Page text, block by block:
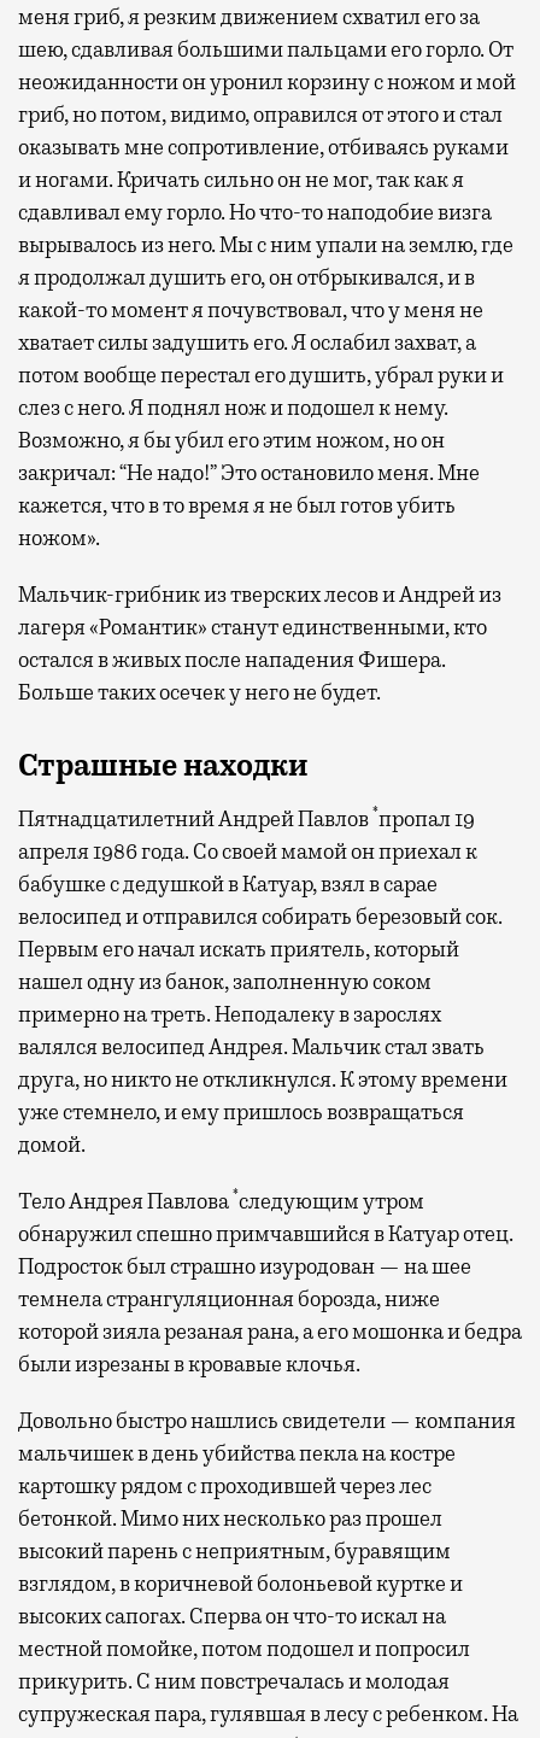
меня гриб, я резким движением схватил его за
шею, сдавливая большими пальцами его горло. От
неожиданности он уронил корзину с ножом и мой
гриб, но потом, видимо, оправился от этого и стал
оказывать мне сопротивление, отбиваясь руками
и ногами. Кричать сильно он не мог, так как я
сдавливал ему горло. Но что-то наподобие визга
вырывалось из него. Мы с ним упали на землю, где
я продолжал душить его, он отбрыкивался, и в
какой-то момент я почувствовал, что у меня не
хватает силы задушить его. Я ослабил захват, а
потом вообще перестал его душить, убрал руки и
слез с него. Я поднял нож и подошел к нему.
Возможно, я бы убил его этим ножом, но он
закричал: “Не надо!” Это остановило меня. Мне
кажется, что в то время я не был готов убить
ножом».
Мальчик-грибник из тверских лесов и Андрей из
лагеря «Романтик» станут единственными, кто
остался в живых после нападения Фишера.
Больше таких осечек у него не будет.
Страшные находки
Пятнадцатилетний Андрей Павлов*пропал 19
апреля 1986 года. Со своей мамой он приехал к
бабушке с дедушкой в Катуар, взял в сарае
велосипед и отправился собирать березовый сок.
Первым его начал искать приятель, который
нашел одну из банок, заполненную соком
примерно на треть. Неподалеку в зарослях
валялся велосипед Андрея. Мальчик стал звать
друга, но никто не откликнулся. К этому времени
уже стемнело, и ему пришлось возвращаться
домой.
Тело Андрея Павлова*следующим утром
обнаружил спешно примчавшийся в Катуар отец.
Подросток был страшно изуродован — на шее
темнела странгуляционная борозда, ниже
которой зияла резаная рана, а его мошонка и бедра
были изрезаны в кровавые клочья.
Довольно быстро нашлись свидетели — компания
мальчишек в день убийства пекла на костре
картошку рядом с проходившей через лес
бетонкой. Мимо них несколько раз прошел
высокий парень с неприятным, буравящим
взглядом, в коричневой болоньевой куртке и
высоких сапогах. Сперва он что-то искал на
местной помойке, потом подошел и попросил
прикурить. С ним повстречалась и молодая
супружеская пара, гулявшая в лесу с ребенком. На